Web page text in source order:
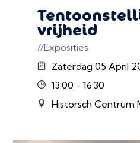
vrijheid
//Exposities
Zaterdag 05 April
13:00 - 16:30
Historsch Centrum